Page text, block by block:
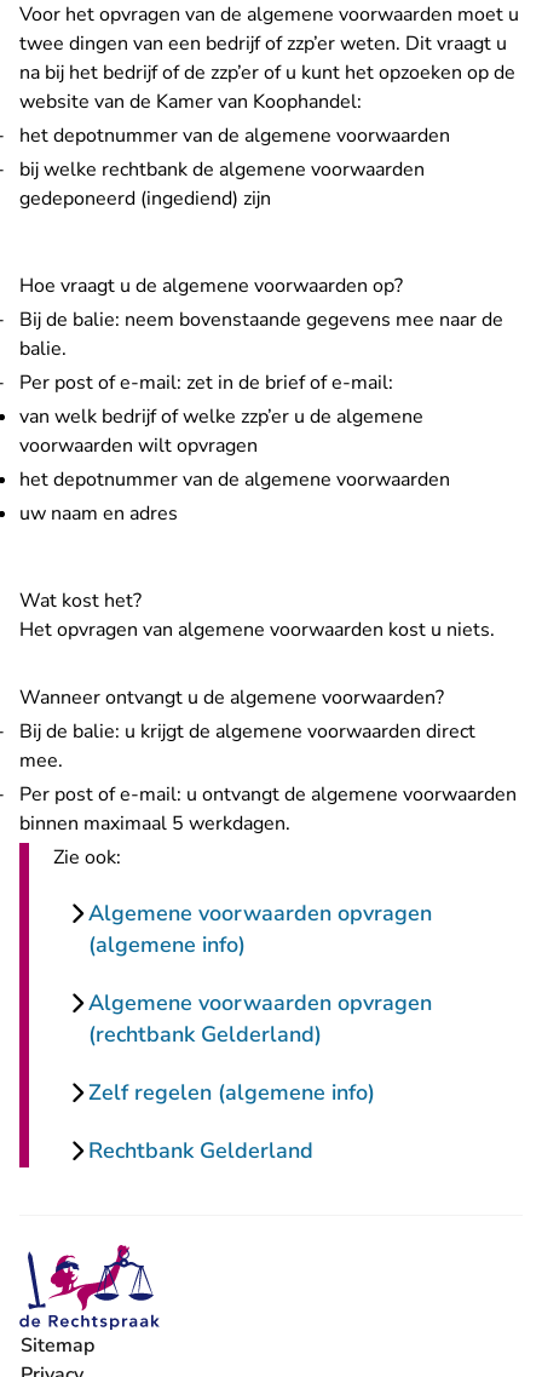
Voor het opvragen van de algemene voorwaarden moet u
twee dingen van een bedrijf of zzp’er weten. Dit vraagt u
na bij het bedrijf of de zzp’er of u kunt het opzoeken opde
website van de Kamer van Koophandel- U verlaat
:
het depotnummer van de algemene voorwaarden
bij welke rechtbank de algemene voorwaarden
gedeponeerd (ingediend) zijn
Hoe vraagt u de algemene voorwaarden op?
Bij de balie: neem bovenstaande gegevens mee naar de
balie.
Per post of e-mail: zet in de brief of e-mail:
van welk bedrijf of welke zzp’er u de algemene
voorwaarden wilt opvragen
het depotnummer van de algemene voorwaarden
uw naam en adres
Wat kost het?
Het opvragen van algemene voorwaarden kost u niets.
Wanneer ontvangt u de algemene voorwaarden?
Bij de balie: u krijgt de algemene voorwaarden direct
mee.
Per post of e-mail: u ontvangt de algemene voorwaarden
binnen maximaal 5 werkdagen.
Zie ook:
Algemene voorwaarden opvragen
(algemene info)
Algemene voorwaarden opvragen
(rechtbank Gelderland)
Zelf regelen (algemene info)
Rechtbank Gelderland
Sitemap